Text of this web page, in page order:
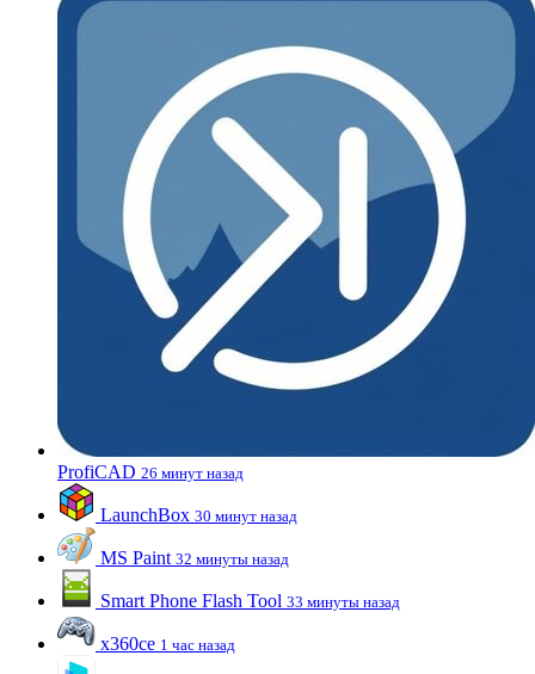
ProfiCAD 26 минут назад
LaunchBox 30 минут назад
MS Paint 32 минуты назад
Smart Phone Flash Tool 33 минуты назад
x360ce 1 час назад